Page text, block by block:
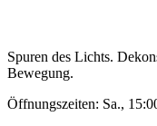
Spuren des Lichts.
Bewegung.
Öffnungszeiten: Sa.,